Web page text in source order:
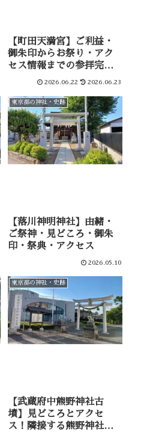
【町田天満宮】ご利益・
御朱印からお祭り・アク
セス情報までの参拝完全
2026.06.22 2026.06.23
東京都の神社・史跡
【落川神明神社】由緒・
ご祭神・見どころ・御朱
印・祭典・アクセス
2026.05.10
東京都の神社・史跡
【武蔵府中熊野神社古
墳】見どころとアクセ
ス！隣接する熊野神社も